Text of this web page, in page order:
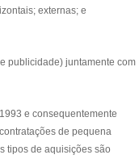
externas; e
publicidade) juntamente com
e consequentemente
de pequena
tipos de aquisições são